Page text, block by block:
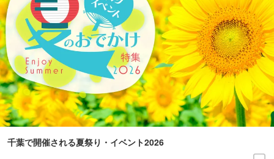
千葉で開催される夏祭り・イベント2026